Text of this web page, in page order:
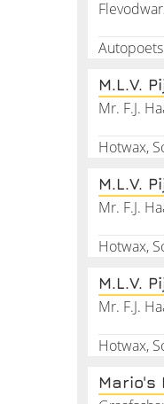
M.L.V.
Mr. F.J.
Hotwax,
M.L.V.
Mr. F.J.
Hotwax,
M.L.V.
Mr. F.J.
Hotwax,
Mario's